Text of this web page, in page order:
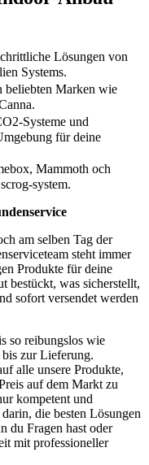
Lösungen von
Systems.
beliebten Marken wie
Systeme und
für deine
Mammoth och
system.
am selben Tag der
steht immer
Produkte für deine
bestückt, was sicherstellt,
sofort versendet werden
so reibungslos wie
zur Lieferung.
alle unsere Produkte,
auf dem Markt zu
kompetent und
die besten Lösungen
du Fragen hast oder
mit professioneller